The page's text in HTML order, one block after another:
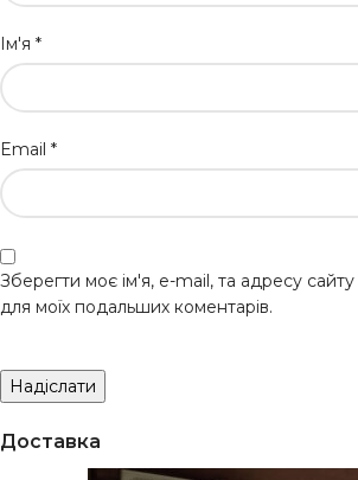
Ім'я *
Email *
Зберегти моє ім'я, e-mail, та адресу
для моїх подальших коментарів.
Доставка